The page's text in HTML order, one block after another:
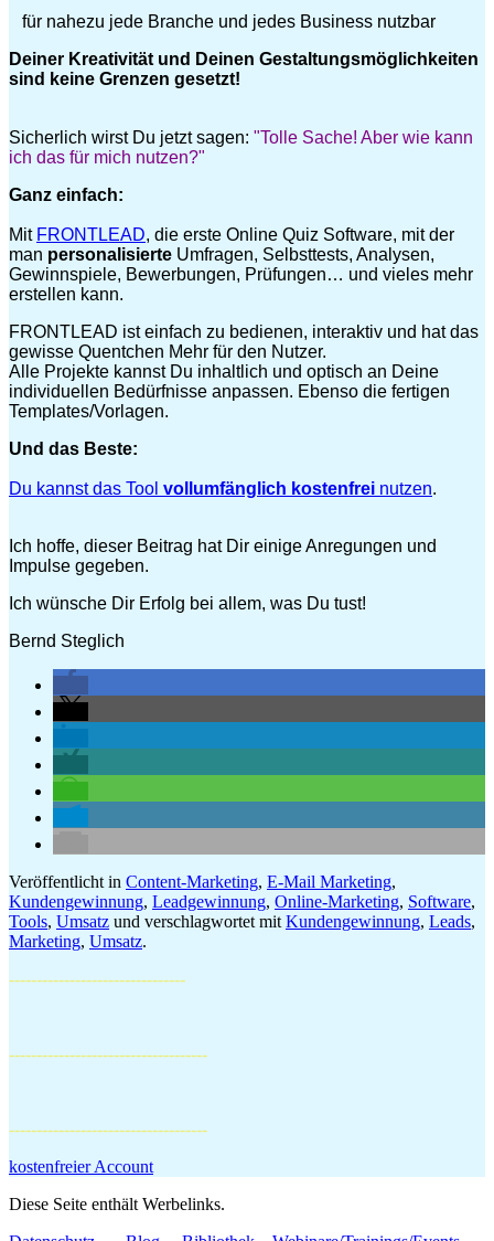
für nahezu jede Branche und jedes Business nutzbar
Deiner Kreativität und Deinen Gestaltungsmöglichkeiten
sind keine Grenzen gesetzt!
Sicherlich wirst Du jetzt sagen: "Tolle Sache! Aber wie kann
ich das für mich nutzen?"
Ganz einfach:
Mit FRONTLEAD, die erste Online Quiz Software, mit der
man personalisierte Umfragen, Selbsttests, Analysen,
Gewinnspiele, Bewerbungen, Prüfungen… und vieles mehr
erstellen kann.
FRONTLEAD ist einfach zu bedienen, interaktiv und hat das
gewisse Quentchen Mehr für den Nutzer.
Alle Projekte kannst Du inhaltlich und optisch an Deine
individuellen Bedürfnisse anpassen. Ebenso die fertigen
Templates/Vorlagen.
Und das Beste:
Du kannst das Tool vollumfänglich kostenfrei nutzen.
Ich hoffe, dieser Beitrag hat Dir einige Anregungen und
Impulse gegeben.
Ich wünsche Dir Erfolg bei allem, was Du tust!
Bernd Steglich
Veröffentlicht in Content-Marketing, E-Mail Marketing,
Kundengewinnung, Leadgewinnung, Online-Marketing, Software,
Tools, Umsatz und verschlagwortet mit Kundengewinnung, Leads,
Marketing, Umsatz.
--------------------------------
------------------------------------
------------------------------------
kostenfreier Account
Diese Seite enthält Werbelinks.